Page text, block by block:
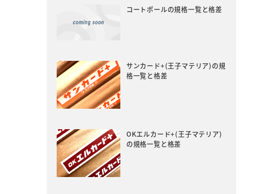
コートボールの規格一覧と格差
サンカード+(王子マテリア)の規
格一覧と格差
OKエルカード+(王子マテリア)
の規格一覧と格差